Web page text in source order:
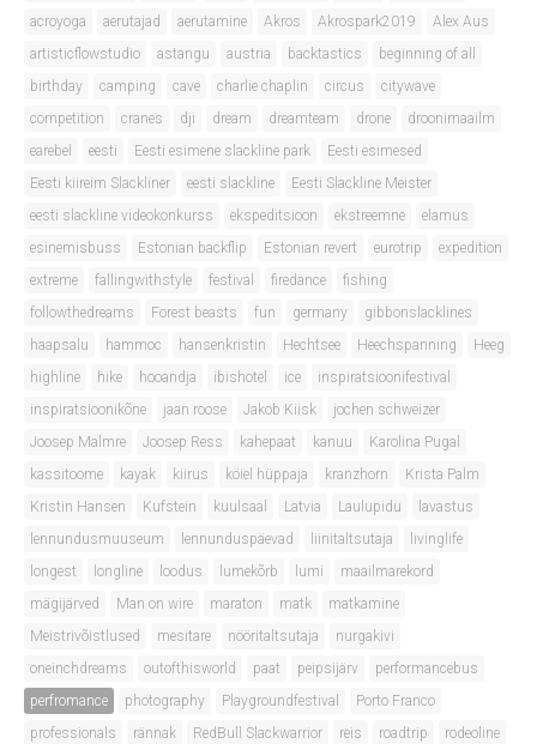
acroyoga
aerutajad aerutamine Akros Akrospark2019
Alex Aus
artisticflowstudio
astangu austria backtastics
beginning of all
birthday
camping cave charlie chaplin circus
citywave
competition
cranes dji dream dreamteam drone
droonimaailm
earebel
eesti Eesti esimene slackline park
Eesti esimesed
Eesti kiireim Slackliner
eesti slackline
Eesti Slackline Meister
eesti slackline videokonkurss
ekspeditsioon ekstreemne
elamus
esinemisbuss
Estonian backflip Estonian revert eurotrip
expedition
extreme
fallingwithstyle festival firedance
fishing
followthedreams
Forest beasts fun germany
gibbonslacklines
haapsalu
hammoc hansenkristin Hechtsee Heechspanning
Heeg
highline
hike hooandja ibishotel ice
inspiratsioonifestival
inspiratsioonikõne
jaan roose Jakob Kiisk
jochen schweizer
Joosep Malmre
Joosep Ress kahepaat kanuu
Karolina Pugal
kassitoome
kayak kiirus köiel hüppaja kranzhorn
Krista Palm
Kristin Hansen
Kufstein kuulsaal Latvia Laulupidu
lavastus
lennundusmuuseum
lennunduspäevad liinitaltsutaja
livinglife
longest
longline loodus lumekõrb lumi
maailmarekord
mägijärved
Man on wire maraton matk
matkamine
Meistrivõistlused
mesitare nööritaltsutaja
nurgakivi
oneinchdreams
outofthisworld paat peipsijärv
performancebus
perfromance
photography Playgroundfestival
Porto Franco
professionals
rännak RedBull Slackwarrior reis roadtrip
rodeoline